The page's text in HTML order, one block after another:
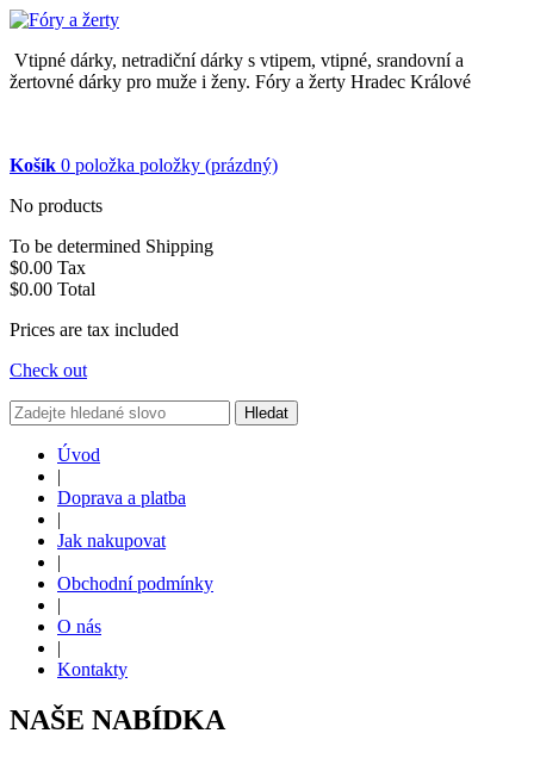
Vtipné dárky, netradiční dárky s vtipem, vtipné, srandovní a
žertovné dárky pro muže i ženy. Fóry a žerty Hradec Králové
Košík 0 položka položky (prázdný)
No products
To be determined Shipping
$0.00 Tax
$0.00 Total
Prices are tax included
Check out
Hledat
Úvod
|
Doprava a platba
|
Jak nakupovat
|
Obchodní podmínky
|
O nás
|
Kontakty
NAŠE NABÍDKA